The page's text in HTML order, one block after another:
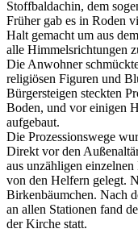
Stoffbaldachin, dem
Früher gab es in Roden
Halt gemacht um aus
alle Himmelsrichtungen
Die Anwohner
religiösen Figuren und
Bürgersteigen steckten
Boden, und vor einigen
aufgebaut.
Die Prozessionswege
Direkt vor den
aus unzähligen
von den Helfern gelegt.
Birkenbäumchen. Nach
an allen Stationen fand
der Kirche statt.